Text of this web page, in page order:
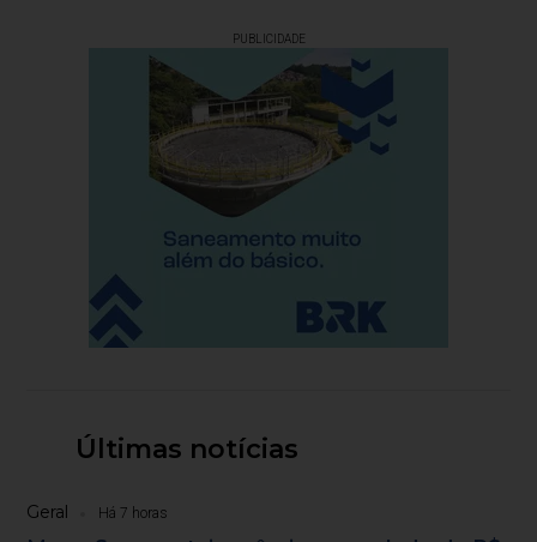
PUBLICIDADE
Últimas notícias
Geral Há 7 horas